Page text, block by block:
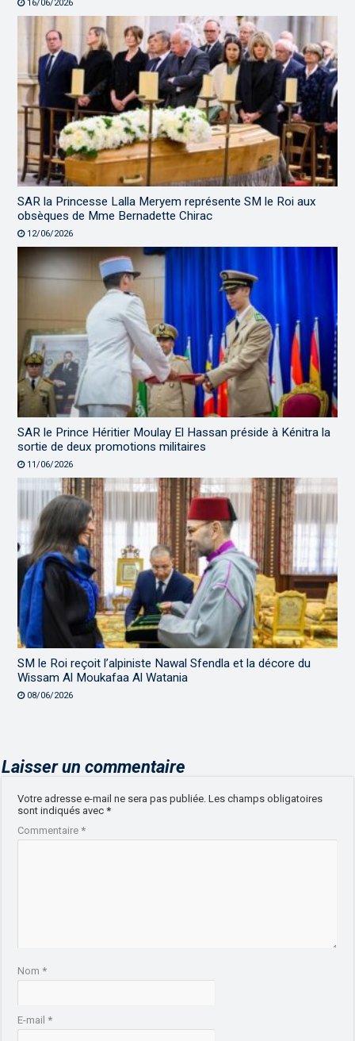
16/06/2026
SAR la Princesse Lalla Meryem représente SM le Roi aux
obsèques de Mme Bernadette Chirac
12/06/2026
SAR le Prince Héritier Moulay El Hassan préside à Kénitra la
sortie de deux promotions militaires
11/06/2026
SM le Roi reçoit l’alpiniste Nawal Sfendla et la décore du
Wissam Al Moukafaa Al Watania
08/06/2026
Laisser un commentaire
Votre adresse e-mail ne sera pas publiée. Les champs obligatoires
sont indiqués avec*
Commentaire*
Nom*
E-mail*